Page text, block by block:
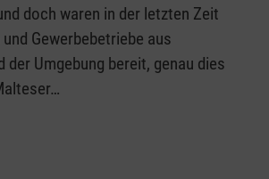
doch waren in der letzten Zeit
Gewerbebetriebe aus
der Umgebung bereit, genau dies